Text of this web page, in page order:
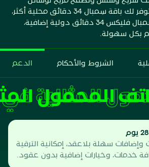
التواصل الأجتماعي. توفر لك باقة سِمبال 34 دقائق محلية أكثر،
بينما تمنحك باقة وسِمبال فليكس 34 دقائق دولية إضافية،
بكل سهولة.
الشروط والأحكام الدعم
المحمول
وإضافات سهلة بلاعقد، إمكانية الترقية
خدمات، وخيارات إضافية بدون عقود.